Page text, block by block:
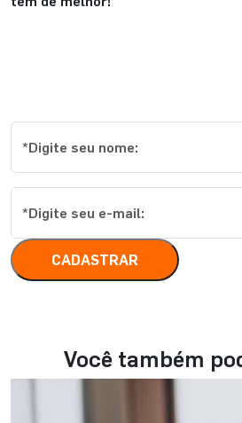
CADASTRAR
Você também